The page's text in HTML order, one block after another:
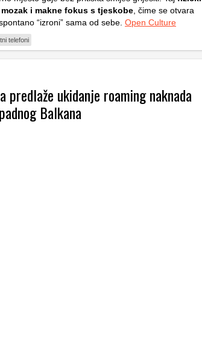
i makne fokus s tjeskobe , čime se otvara
“izroni” sama od sebe. Open Culture
telefoni
predlaže ukidanje roaming naknada
Balkana